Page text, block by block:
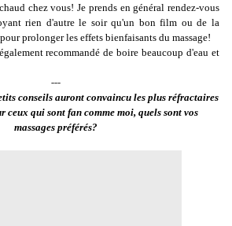
chez vous! Je prends en général rendez-vous
rien d'autre le soir qu'un bon film ou de la
prolonger les effets bienfaisants du massage!
recommandé de boire beaucoup d'eau et
---
conseils auront convaincu les plus réfractaires
ceux qui sont fan comme moi, quels sont vos
massages préférés?